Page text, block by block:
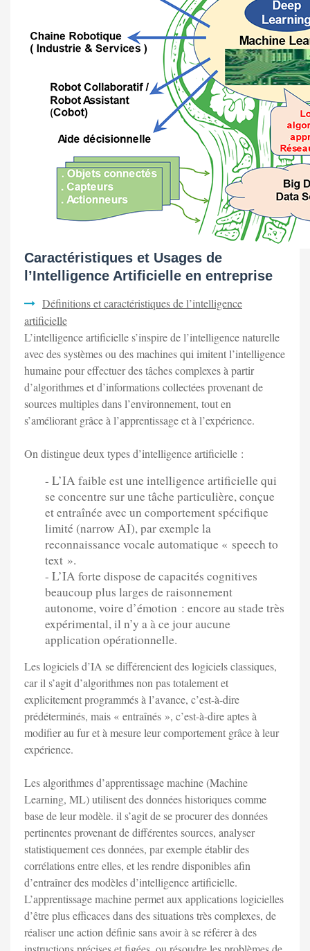
Caractéristiques et Usages de
l’Intelligence Artificielle en entreprise
Définitions et caractéristiques de l’intelligence
artificielle
L’intelligence artificielle s’inspire de l’intelligence naturelle
avec des systèmes ou des machines qui imitent l’intelligence
humaine pour effectuer des tâches complexes à partir
d’algorithmes et d’informations collectées provenant de
sources multiples dans l’environnement, tout en
s’améliorant grâce à l’apprentissage et à l’expérience.
On distingue deux types d’intelligence artificielle :
- L’IA faible est une intelligence artificielle qui
se concentre sur une tâche particulière, conçue
et entraînée avec un comportement spécifique
limité (narrow AI), par exemple la
reconnaissance vocale automatique « speech to
text ».
- L’IA forte dispose de capacités cognitives
beaucoup plus larges de raisonnement
autonome, voire d’émotion : encore au stade très
expérimental, il n’y a à ce jour aucune
application opérationnelle.
Les logiciels d’IA se différencient des logiciels classiques,
car il s’agit d’algorithmes non pas totalement et
explicitement programmés à l’avance, c’est-à-dire
prédéterminés, mais « entraînés », c’est-à-dire aptes à
modifier au fur et à mesure leur comportement grâce à leur
expérience.
Les algorithmes d’apprentissage machine (Machine
Learning, ML) utilisent des données historiques comme
base de leur modèle. il s’agit de se procurer des données
pertinentes provenant de différentes sources, analyser
statistiquement ces données, par exemple établir des
corrélations entre elles, et les rendre disponibles afin
d’entraîner des modèles d’intelligence artificielle.
L’apprentissage machine permet aux applications logicielles
d’être plus efficaces dans des situations très complexes, de
réaliser une action définie sans avoir à se référer à des